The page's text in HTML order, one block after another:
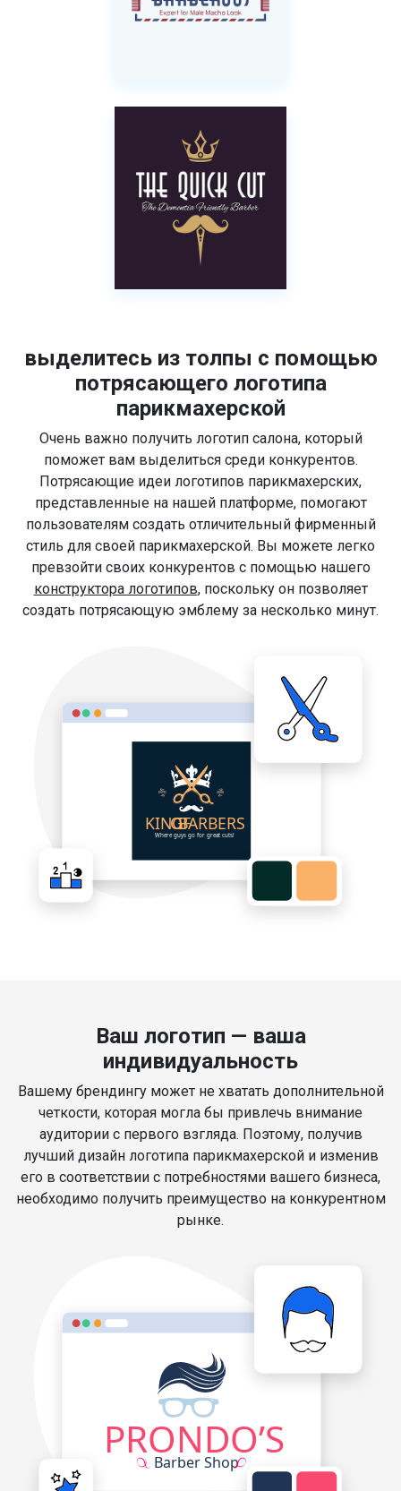
выделитесь из толпы с помощью
потрясающего логотипа
парикмахерской
Очень важно получить логотип салона, который
поможет вам выделиться среди конкурентов.
Потрясающие идеи логотипов парикмахерских,
представленные на нашей платформе, помогают
пользователям создать отличительный фирменный
стиль для своей парикмахерской. Вы можете легко
превзойти своих конкурентов с помощью нашего
конструктора логотипов, поскольку он позволяет
создать потрясающую эмблему за несколько минут.
Ваш логотип — ваша
индивидуальность
Вашему брендингу может не хватать дополнительной
четкости, которая могла бы привлечь внимание
аудитории с первого взгляда. Поэтому, получив
лучший дизайн логотипа парикмахерской и изменив
его в соответствии с потребностями вашего бизнеса,
необходимо получить преимущество на конкурентном
рынке.